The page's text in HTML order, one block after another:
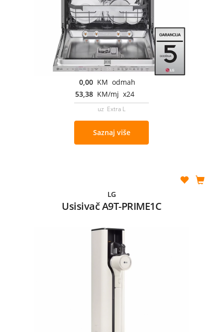
0,00 KM odmah
53,38 KM/mj x24
uz Extra L
Saznaj više
LG
Usisivač A9T-PRIME1C